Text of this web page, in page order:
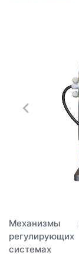
Механизмы
системах